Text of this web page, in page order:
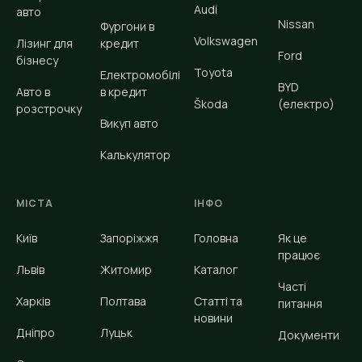
авто
Лізинг для
бізнесу
Авто в
розстрочку
Фургони в
кредит
Електромобілі
в кредит
Викуп авто
Калькулятор
Audi
Volkswagen
Toyota
Škoda
Nissan
Ford
BYD
(електро)
МІСТА
Київ
Львів
Харків
Дніпро
Запоріжжя
Житомир
Полтава
Луцьк
ІНФО
Головна
Каталог
Статті та
новини
Як це
працює
Часті
питання
Документи